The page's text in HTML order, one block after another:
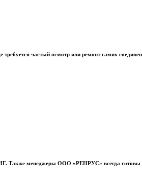
частый осмотр или ремонт самих
Также менеджеры ООО «РЕНРУС» всегда готовы